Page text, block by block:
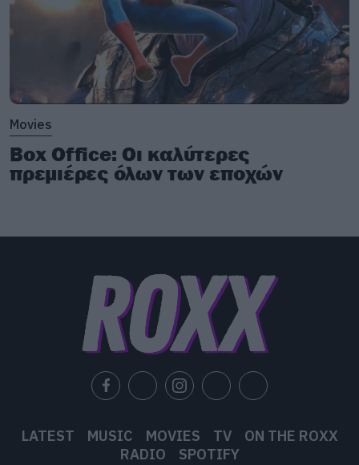
Movies
Box Office: Οι καλύτερες
πρεμιέρες όλων των εποχών
LATEST MUSIC MOVIES TV
ON THE ROXX
RADIO
SPOTIFY